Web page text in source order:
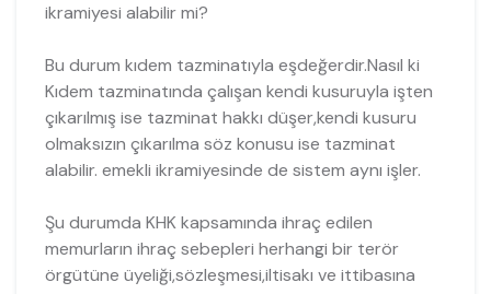
ikramiyesi alabilir mi?
Bu durum kıdem tazminatıyla eşdeğerdir.Nasıl ki
Kıdem tazminatında çalışan kendi kusuruyla işten
çıkarılmış ise tazminat hakkı düşer,kendi kusuru
olmaksızın çıkarılma söz konusu ise tazminat
alabilir. emekli ikramiyesinde de sistem aynı işler.
Şu durumda KHK kapsamında ihraç edilen
memurların ihraç sebepleri herhangi bir terör
örgütüne üyeliği,sözleşmesi,iltisakı ve ittibasına